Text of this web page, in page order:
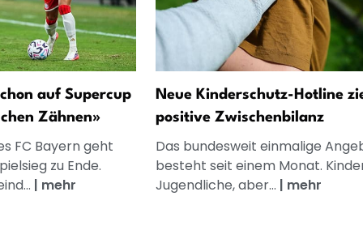
auf Supercup
Zähnen»
FC Bayern geht
zu Ende.
| mehr
Neue Kinderschutz-Hotline
positive Zwischenbilanz
Das bundesweit einmalige
besteht seit einem Monat.
Jugendliche, aber... | mehr